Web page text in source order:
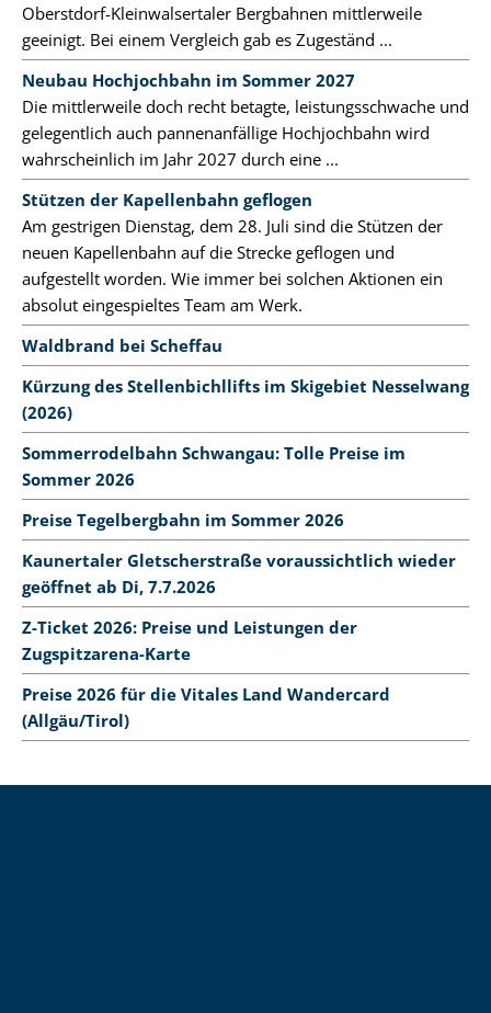
Oberstdorf-Kleinwalsertaler Bergbahnen mittlerweile
geeinigt. Bei einem Vergleich gab es Zugeständ ...
Neubau Hochjochbahn im Sommer 2027
Die mittlerweile doch recht betagte, leistungsschwache und
gelegentlich auch pannenanfällige Hochjochbahn wird
wahrscheinlich im Jahr 2027 durch eine ...
Stützen der Kapellenbahn geflogen
Am gestrigen Dienstag, dem 28. Juli sind die Stützen der
neuen Kapellenbahn auf die Strecke geflogen und
aufgestellt worden. Wie immer bei solchen Aktionen ein
absolut eingespieltes Team am Werk.
Waldbrand bei Scheffau
Kürzung des Stellenbichllifts im Skigebiet Nesselwang
(2026)
Sommerrodelbahn Schwangau: Tolle Preise im
Sommer 2026
Preise Tegelbergbahn im Sommer 2026
Kaunertaler Gletscherstraße voraussichtlich wieder
geöffnet ab Di, 7.7.2026
Z-Ticket 2026: Preise und Leistungen der
Zugspitzarena-Karte
Preise 2026 für die Vitales Land Wandercard
(Allgäu/Tirol)